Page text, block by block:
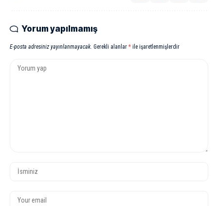
Yorum yapılmamış
E-posta adresiniz yayınlanmayacak. Gerekli alanlar * ile işaretlenmişlerdir